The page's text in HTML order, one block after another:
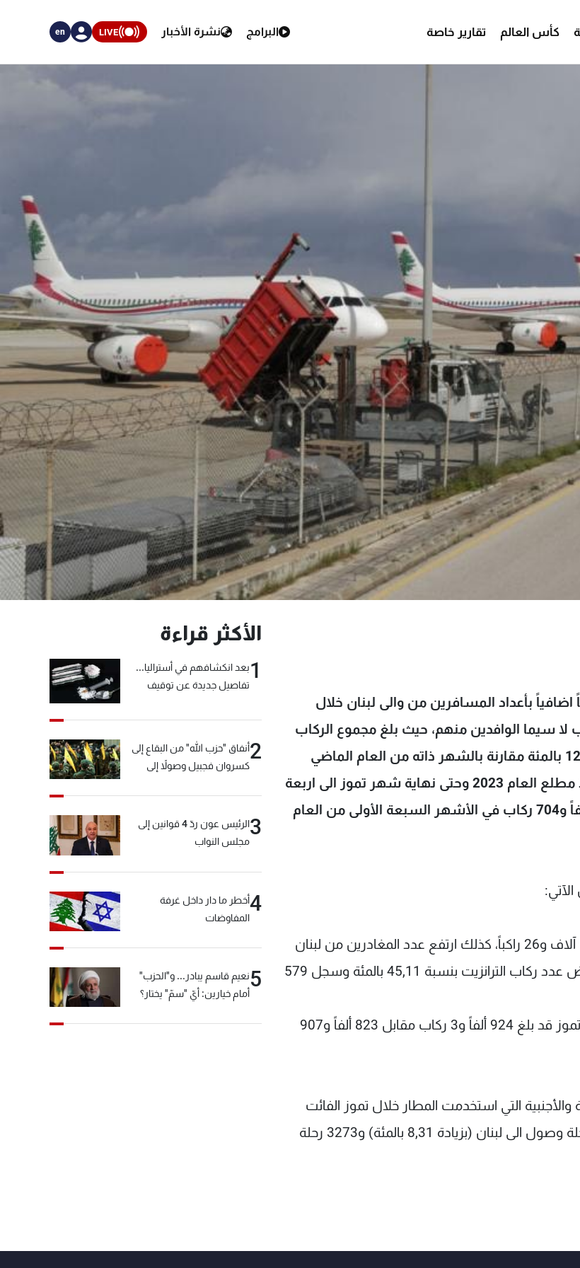
كأس العالم تقارير خاصة البرامج نشرة الأخبار LIVE
en
بأعداد المسافرين من والى لبنان خلال
لا سيما الوافدين منهم، حيث بلغ مجموع الركاب
خلال الشهر السابع من العام الجاري 924 الفاً بزيادة 12,15 بالمئة مقارنة بالشهر ذاته من العام الماضي
2022,وبذلك يرتفع المجموع العام للركاب عبر المطار منذ مطلع العام 2023 وحتى نهاية شهر تموز الى اربعة
ملايين و109 آلاف و962 راكباً مقابل ثلاثة ملايين و392 ألفاً و704 ركاب في الأشهر السبعة الأولى من العام
ارتفع عدد الوافدين الى لبنان بنسبة 8,79 بالمئة وسجل 504 آلاف و26 راكباً، كذلك ارتفع عدد المغادرين من لبنان
بنسبة 16,64 بالمئة وبلغ 419 ألفاً و398 راكباً، في حين انخفض عدد ركاب الترانزيت بنسبة 45,11 بالمئة وسجل 579
وبالتالي يكون مجموع المسافرين من والى لبنان خلال شهر تموز قد بلغ 924 ألفاً و3 ركاب مقابل 823 ألفاً و907
التي استخدمت المطار خلال تموز الفائت
6544 رحلة (بزيادة 8,2 بالمئة عن تموز 2022) منها 3271 رحلة وصول الى لبنان (بزيادة 8,31 بالمئة) و3273 رحلة
الأكثر قراءة
1بعد انكشافهم في أستراليا...
تفاصيل جديدة عن توقيف
2أنفاق "حزب الله" من البقاع إلى
كسروان فجبيل وصولاً إلى
3
الرئيس عون ردّ 4 قوانين إلى
مجلس النواب
4أخطر ما دار داخل غرفة
المفاوضات
5نعيم قاسم يبادر... و"الحزب"
أمام خيارين: أيّ "سمّ" يختار؟